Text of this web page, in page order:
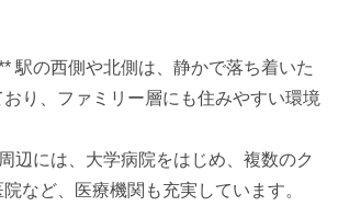
駅の西側や北側は、静かで落ち着いた
り、ファミリー層にも住みやすい環境
辺には、大学病院をはじめ、複数のク
など、医療機関も充実しています。